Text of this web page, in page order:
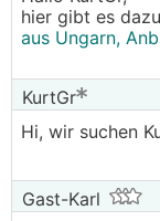
hier gibt es
aus Ungarn,
KurtGr
Hi, wir suchen
Gast-Karl